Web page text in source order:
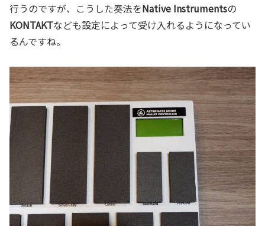
行うのですが、こうした奏法をNative Instrumentsの
KONTAKTなども設定によって受け入れるようになってい
るんですね。